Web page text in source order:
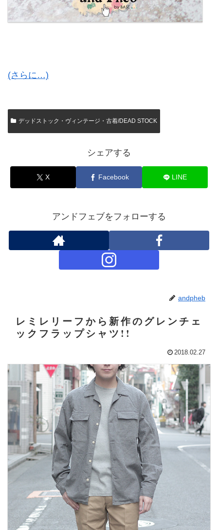
(さらに…)
デッドストック・ヴィンテージ・古着/DEAD STOCK
シェアする
X Facebook LINE
アンドフェブをフォローする
andpheb
レミレリーフから新作のグレンチェ
ックフラップシャツ!!
2018.02.27